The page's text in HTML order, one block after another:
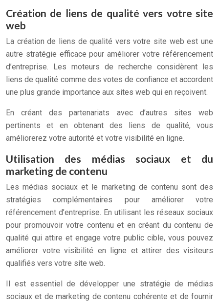
Création de liens de qualité vers votre site
web
La création de liens de qualité vers votre site web est une
autre stratégie efficace pour améliorer votre référencement
d’entreprise. Les moteurs de recherche considèrent les
liens de qualité comme des votes de confiance et accordent
une plus grande importance aux sites web qui en reçoivent.
En créant des partenariats avec d’autres sites web
pertinents et en obtenant des liens de qualité, vous
améliorerez votre autorité et votre visibilité en ligne.
Utilisation des médias sociaux et du
marketing de contenu
Les médias sociaux et le marketing de contenu sont des
stratégies complémentaires pour améliorer votre
référencement d’entreprise. En utilisant les réseaux sociaux
pour promouvoir votre contenu et en créant du contenu de
qualité qui attire et engage votre public cible, vous pouvez
améliorer votre visibilité en ligne et attirer des visiteurs
qualifiés vers votre site web.
Il est essentiel de développer une stratégie de médias
sociaux et de marketing de contenu cohérente et de fournir